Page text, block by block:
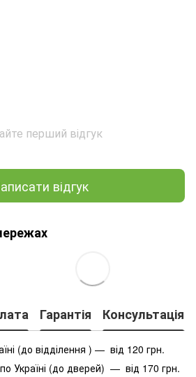
перший відгук
відгук
Гарантія Консультація
(до відділення ) — від 120 грн.
Україні (до дверей) — від 170 грн.